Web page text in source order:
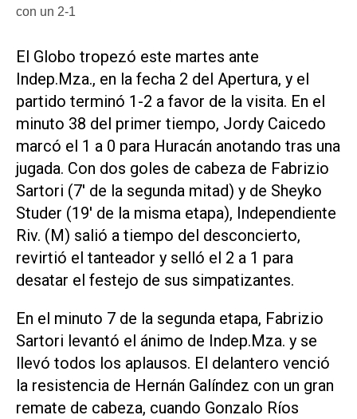
con un 2-1
El Globo tropezó este martes ante
Indep.Mza., en la fecha 2 del Apertura, y el
partido terminó 1-2 a favor de la visita. En el
minuto 38 del primer tiempo, Jordy Caicedo
marcó el 1 a 0 para Huracán anotando tras una
jugada. Con dos goles de cabeza de Fabrizio
Sartori (7' de la segunda mitad) y de Sheyko
Studer (19' de la misma etapa), Independiente
Riv. (M) salió a tiempo del desconcierto,
revirtió el tanteador y selló el 2 a 1 para
desatar el festejo de sus simpatizantes.
En el minuto 7 de la segunda etapa, Fabrizio
Sartori levantó el ánimo de Indep.Mza. y se
llevó todos los aplausos. El delantero venció
la resistencia de Hernán Galíndez con un gran
remate de cabeza, cuando Gonzalo Ríos